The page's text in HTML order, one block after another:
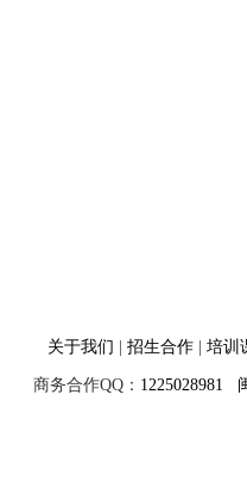
关于我们 招生合作 培训
商务合作QQ： 1225028981